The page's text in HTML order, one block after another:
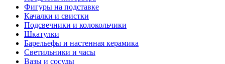
Фигуры на подставке
Качалки и свистки
Подсвечники и колокольчики
Шкатулки
Барельефы и настенная керамика
Светильники и часы
Вазы и сосуды